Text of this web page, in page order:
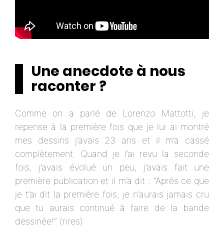
Une anecdote à nous
raconter ?
Comme on a parlé de Lorenzo Mattotti, je
repense à la première fois que je lui ai montré
mes dessins j’avais 23 ans et il m’a cassé
complètement. Quand je l’ai revu la seconde
fois, j’avais évolué un peu, j’avais fait une
première publication et il m’a dit : “Après ce que
je t’ai dit la première fois, je n’aurais jamais cru
que tu aurais continué à faire de la bande
dessinée!” (rires)